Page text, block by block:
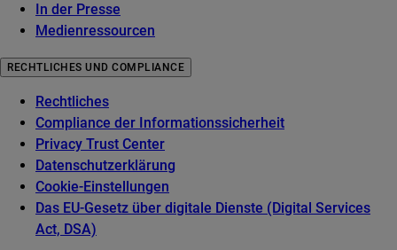
In der Presse
Medienressourcen
RECHTLICHES UND COMPLIANCE
Rechtliches
Compliance der Informationssicherheit
Privacy Trust Center
Datenschutzerklärung
Cookie-Einstellungen
Das EU-Gesetz über digitale Dienste (Digital Services
Act, DSA)